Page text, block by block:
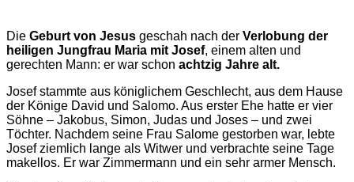
Die Geburt von Jesus geschah nach der Verlobung der
heiligen Jungfrau Maria mit Josef, einem alten und
gerechten Mann: er war schon achtzig Jahre alt.
Josef stammte aus königlichem Geschlecht, aus dem Hause
der Könige David und Salomo. Aus erster Ehe hatte er vier
Söhne – Jakobus, Simon, Judas und Joses – und zwei
Töchter. Nachdem seine Frau Salome gestorben war, lebte
Josef ziemlich lange als Witwer und verbrachte seine Tage
makellos. Er war Zimmermann und ein sehr armer Mensch.